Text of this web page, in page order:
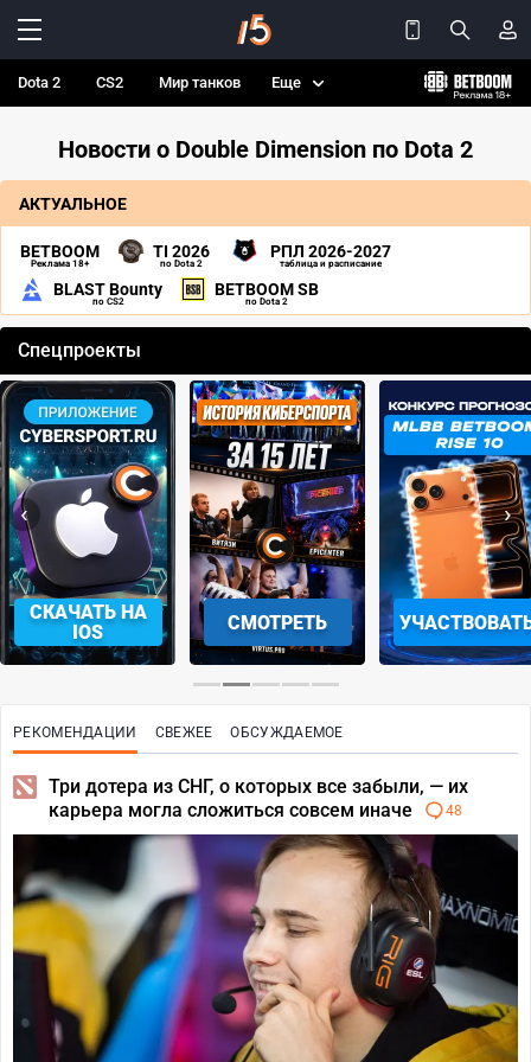
Dota 2 CS2 Мир танков Еще
Новости о Double Dimension по Dota 2
АКТУАЛЬНОЕ
BETBOOM
Реклама 18+
TI 2026
по Dota 2
РПЛ 2026-2027
таблица и расписание
BLAST Bounty
по CS2
BETBOOM SB
по Dota 2
Спецпроекты
СКАЧАТЬ НА
IOS
СМОТРЕТЬ
‹ ›
РЕКОМЕНДАЦИИ СВЕЖЕЕ ОБСУЖДАЕМОЕ
Три дотера из СНГ, о которых все забыли, — их
карьера могла сложиться совсем иначе
48